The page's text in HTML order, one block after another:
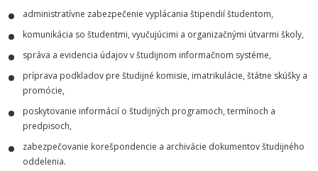
administratívne zabezpečenie vyplácania štipendií študentom,
komunikácia so študentmi, vyučujúcimi a organizačnými útvarmi školy,
správa a evidencia údajov v študijnom informačnom systéme,
príprava podkladov pre študijné komisie, imatrikulácie, štátne skúšky a
promócie,
poskytovanie informácií o študijných programoch, termínoch a
predpisoch,
zabezpečovanie korešpondencie a archivácie dokumentov študijného
oddelenia.